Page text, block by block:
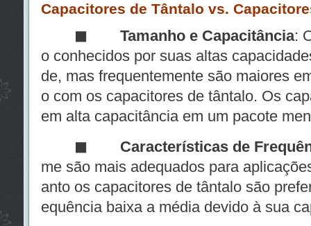
Capacitores de Tântalo vs.
◼ Tamanho e Capacitância:
o conhecidos por suas altas
de, mas frequentemente são maiores
o com os capacitores de tântalo. Os
em alta capacitância em um pacote
◼ Características de
me são mais adequados para
anto os capacitores de tântalo são
equência baixa a média devido à sua